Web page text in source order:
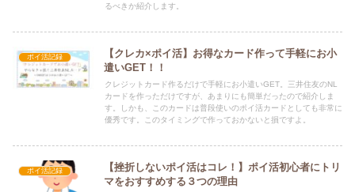
るべきか紹介します。
ポイ活記録
【クレカ×ポイ活】お得なカード作って手軽にお小
遣いGET！！
クレジットカード作るだけで手軽にお小遣いGET。三井住友のNL
カードを作っただけですが、あまりにも簡単だったので紹介しま
す。しかも、このカードは普段使いのポイ活カードとしても非常に
優秀です。このタイミングで作っておかないと損ですよ。
ポイ活記録
【挫折しないポイ活はコレ！】ポイ活初心者にトリ
マをおすすめする３つの理由